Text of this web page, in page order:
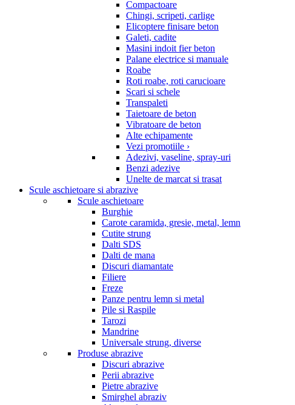
Compactoare
Chingi, scripeti, carlige
Elicoptere finisare beton
Galeti, cadite
Masini indoit fier beton
Palane electrice si manuale
Roabe
Roti roabe, roti carucioare
Scari si schele
Transpaleti
Taietoare de beton
Vibratoare de beton
Alte echipamente
Vezi promotiile ›
Adezivi, vaseline, spray-uri
Benzi adezive
Unelte de marcat si trasat
Scule aschietoare si abrazive
Scule aschietoare
Burghie
Carote caramida, gresie, metal, lemn
Cutite strung
Dalti SDS
Dalti de mana
Discuri diamantate
Filiere
Freze
Panze pentru lemn si metal
Pile si Raspile
Tarozi
Mandrine
Universale strung, diverse
Produse abrazive
Discuri abrazive
Perii abrazive
Pietre abrazive
Smirghel abraziv